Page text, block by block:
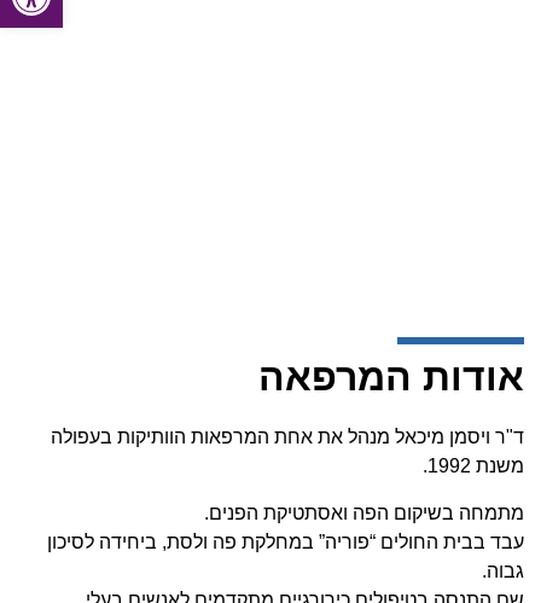
אודות המרפאה
ד"ר ויסמן מיכאל מנהל את אחת המרפאות הוותיקות בעפולה
משנת 1992.
מתמחה בשיקום הפה ואסתטיקת הפנים.
עבד בבית החולים “פוריה” במחלקת פה ולסת, ביחידה לסיכון
גבוה.